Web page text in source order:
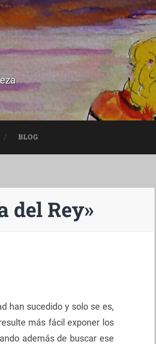
BLOG
del Rey»
han sucedido y solo se es,
más fácil exponer los
además de buscar ese